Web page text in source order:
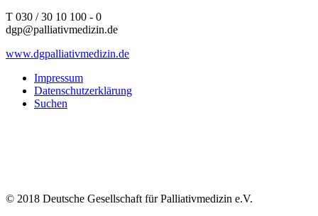
T 030 / 30 10 100 - 0
dgp@palliativmedizin.de
www.dgpalliativmedizin.de
Impressum
Datenschutzerklärung
Suchen
© 2018 Deutsche Gesellschaft für Palliativmedizin e.V.